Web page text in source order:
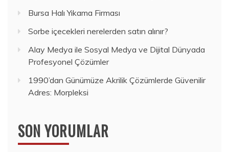
Bursa Halı Yıkama Firması
Sorbe içecekleri nerelerden satın alınır?
Alay Medya ile Sosyal Medya ve Dijital Dünyada
Profesyonel Çözümler
1990’dan Günümüze Akrilik Çözümlerde Güvenilir
Adres: Morpleksi
SON YORUMLAR